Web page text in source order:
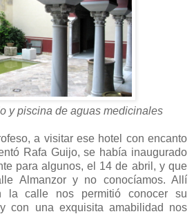
y piscina de aguas medicinales
a visitar ese hotel con encanto
Rafa Guijo, se había inaugurado
para algunos, el 14 de abril, y que
Almanzor y no conocíamos. Allí
la calle nos permitió conocer su
con una exquisita amabilidad nos